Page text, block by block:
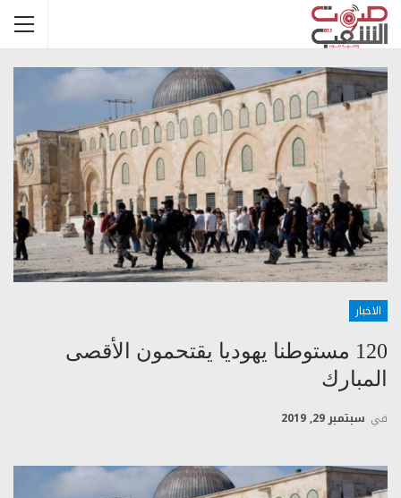
الاخبار
120 مستوطنا يهوديا يقتحمون الأقصى
المبارك
في سبتمبر 29, 2019